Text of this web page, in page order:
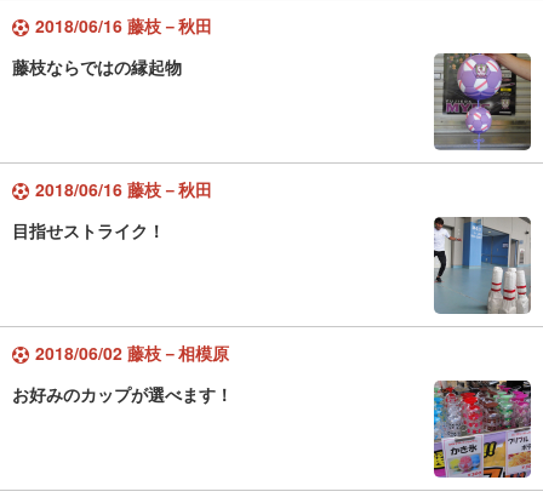
2018/06/16 藤枝－秋田
藤枝ならではの縁起物
2018/06/16 藤枝－秋田
目指せストライク！
2018/06/02 藤枝－相模原
お好みのカップが選べます！